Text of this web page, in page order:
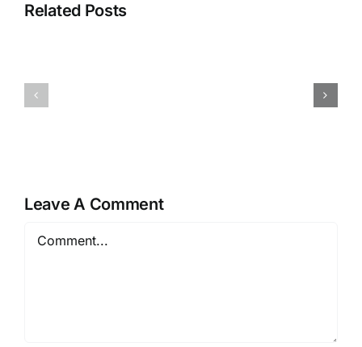
Related Posts
massa
Leave A Comment
Comment